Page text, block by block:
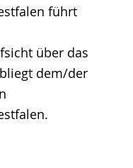
führt
über das
dem/der